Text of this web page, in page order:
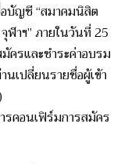
บัญชี “สมาคมนิสิต
าฯ” ภายในวันที่ 25
ครและชำระค่าอบรม
นเปลี่ยนรายชื่อผู้เข้า
รคอนเฟิร์มการสมัคร